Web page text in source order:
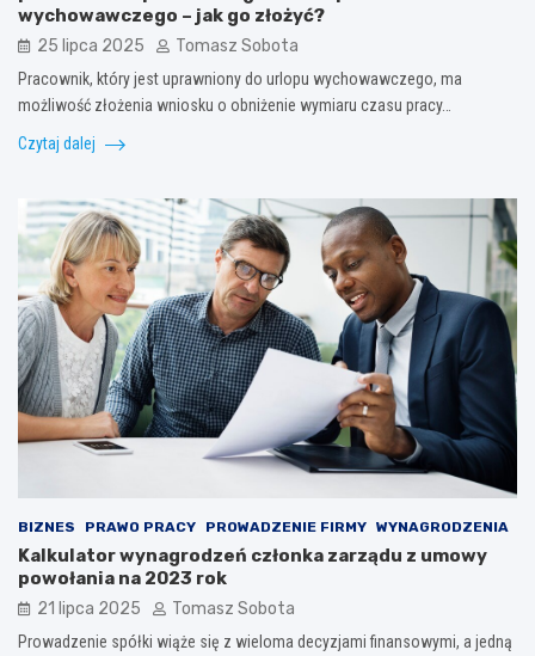
wychowawczego – jak go złożyć?
25 lipca 2025 Tomasz Sobota
Pracownik, który jest uprawniony do urlopu wychowawczego, ma
możliwość złożenia wniosku o obniżenie wymiaru czasu pracy…
Czytaj dalej
BIZNES PRAWO PRACY PROWADZENIE FIRMY WYNAGRODZENIA
Kalkulator wynagrodzeń członka zarządu z umowy
powołania na 2023 rok
21 lipca 2025 Tomasz Sobota
Prowadzenie spółki wiąże się z wieloma decyzjami finansowymi, a jedną